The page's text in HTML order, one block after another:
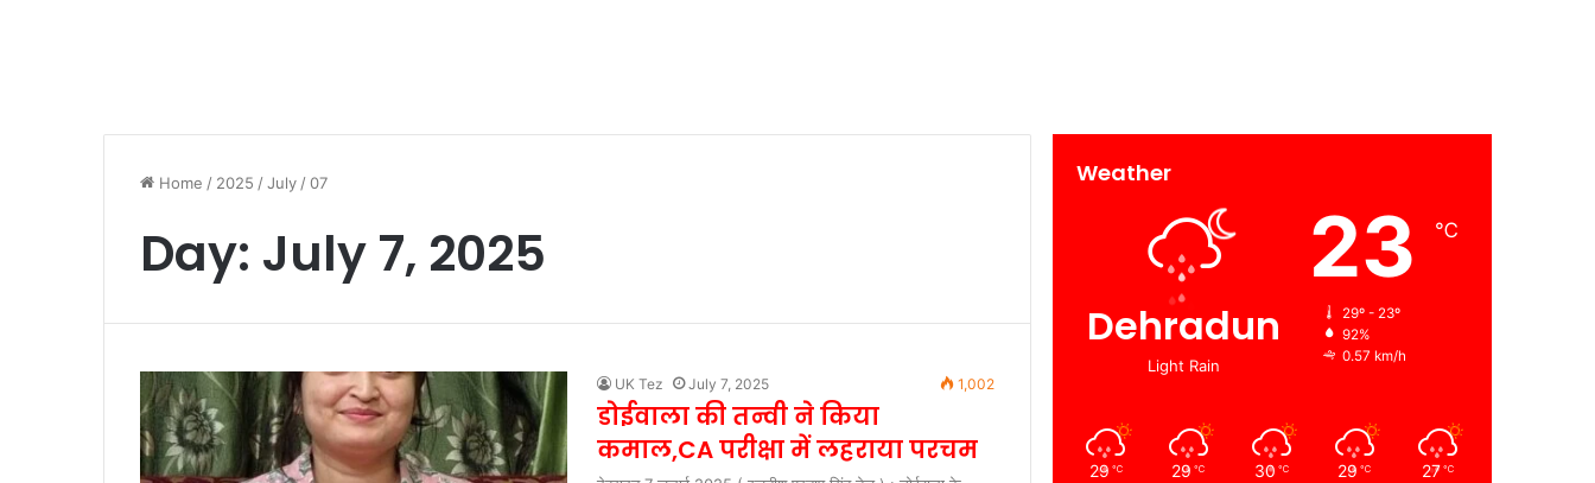
Home / 2025 /July /07
Day: July 7, 2025
UK Tez July 7, 2025 1,002
डोईवाला की तन्वी ने किया
कमाल,CA परीक्षा में लहराया परचम
Weather
Dehradun
Light Rain
23 ℃
29º - 23º
92%
0.57 km/h
29 ℃ 29 ℃ 30 ℃ 29 ℃ 27 ℃